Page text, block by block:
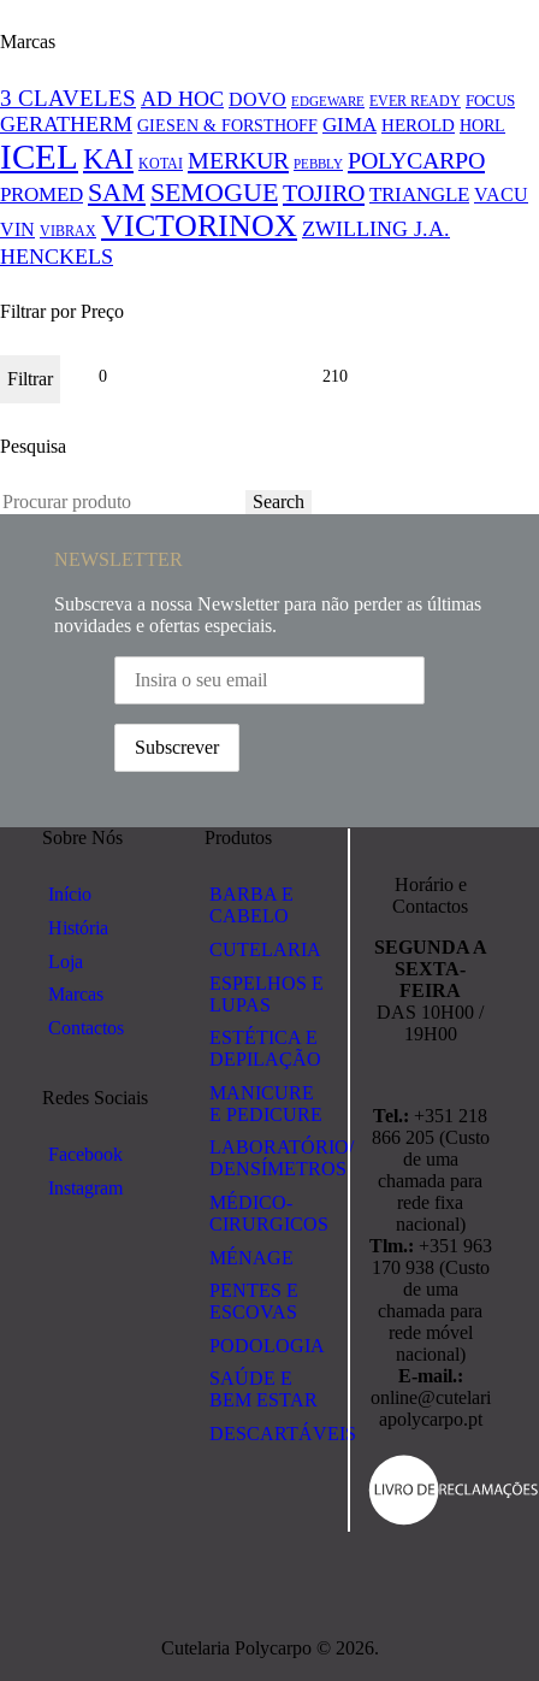
Marcas
3 CLAVELES AD HOC DOVO EDGEWARE EVER READY FOCUS
GERATHERM GIESEN & FORSTHOFF GIMA HEROLD HORL
ICEL KAI KOTAI MERKUR PEBBLY POLYCARPO
PROMED SAM SEMOGUETOJIRO TRIANGLE VACU
VIN VIBRAX VICTORINOX ZWILLING J.A.
HENCKELS
Filtrar por Preço
Filtrar
Pesquisa
Search
NEWSLETTER
Subscreva a nossa Newsletter para não perder as últimas
novidades e ofertas especiais.
Sobre Nós
Início
História
Loja
Marcas
Contactos
Redes Sociais
Facebook
Instagram
Produtos
BARBA E
CABELO
CUTELARIA
ESPELHOS E
LUPAS
ESTÉTICA E
DEPILAÇÃO
MANICURE
E PEDICURE
LABORATÓRIO/
DENSÍMETROS
MÉDICO-
CIRURGICOS
MÉNAGE
PENTES E
ESCOVAS
PODOLOGIA
SAÚDE E
BEM ESTAR
DESCARTÁVEIS
Horário e
Contactos
SEGUNDA A
SEXTA-
FEIRA
DAS 10H00 /
19H00
Tel.: +351 218
866 205 (Custo
de uma
chamada para
rede fixa
nacional)
Tlm.: +351 963
170 938 (Custo
de uma
chamada para
rede móvel
nacional)
E-mail.:
online@cutelari
apolycarpo.pt
Cutelaria Polycarpo © 2026.